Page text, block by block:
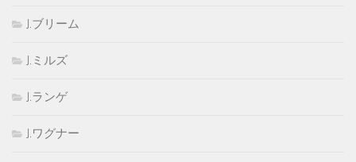
J.ブリーム
J.ミルズ
J.ランゲ
J.ワグナー